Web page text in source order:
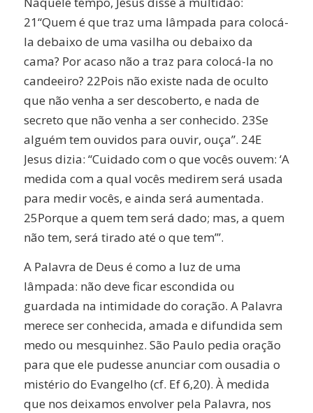
21“Quem é que traz uma lâmpada para colocá-
la debaixo de uma vasilha ou debaixo da
cama? Por acaso não a traz para colocá-la no
candeeiro? 22Pois não existe nada de oculto
que não venha a ser descoberto, e nada de
secreto que não venha a ser conhecido. 23Se
alguém tem ouvidos para ouvir, ouça”. 24E
Jesus dizia: “Cuidado com o que vocês ouvem: ‘A
medida com a qual vocês medirem será usada
para medir vocês, e ainda será aumentada.
25Porque a quem tem será dado; mas, a quem
não tem, será tirado até o que tem’”.
A Palavra de Deus é como a luz de uma
lâmpada: não deve ficar escondida ou
guardada na intimidade do coração. A Palavra
merece ser conhecida, amada e difundida sem
medo ou mesquinhez. São Paulo pedia oração
para que ele pudesse anunciar com ousadia o
mistério do Evangelho (cf. Ef 6,20). À medida
que nos deixamos envolver pela Palavra, nos